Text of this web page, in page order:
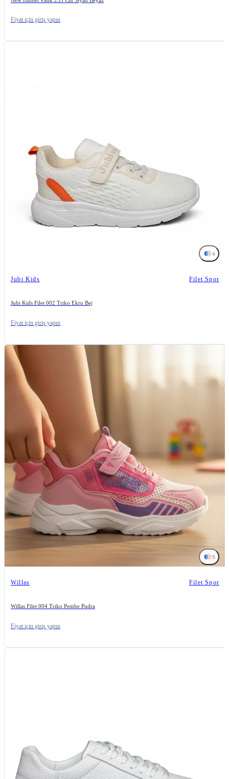
Fiyat için giriş yapın
4
Jubi Kids Filet Spor
Jubi Kids Filet 002 Triko Ekru Bej
Fiyat için giriş yapın
5
Willas Filet Spor
Willas Filet 004 Triko Pembe Pudra
Fiyat için giriş yapın